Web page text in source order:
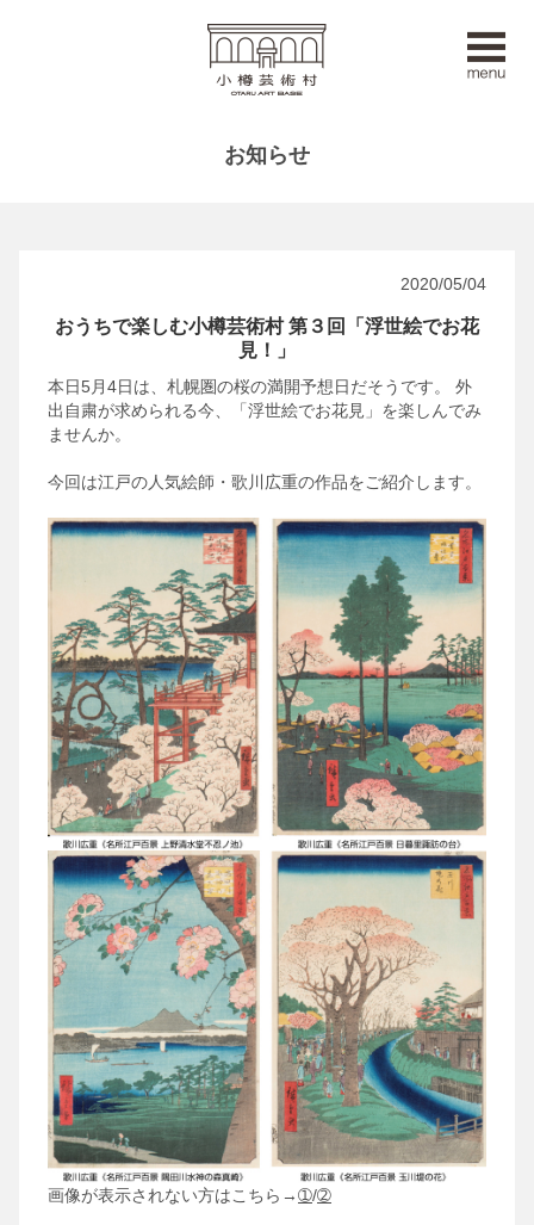
お知らせ
2020/05/04
おうちで楽しむ小樽芸術村 第３回「浮世絵でお花
見！」
本日5月4日は、札幌圏の桜の満開予想日だそうです。
外
出自粛が求められる今、「浮世絵でお花見」を楽しんでみ
ませんか。
今回は江戸の人気絵師・歌川広重の作品をご紹介します。
画像が表示されない方はこちら→➀/➁